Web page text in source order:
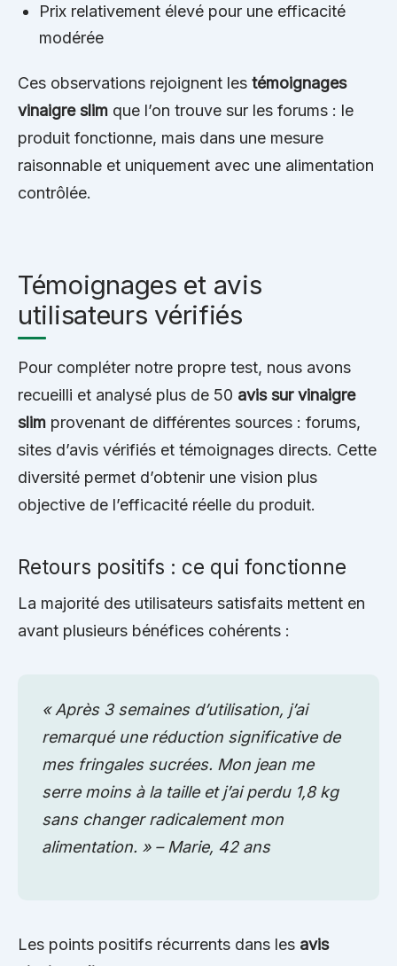
Prix relativement élevé pour une efficacité
modérée
Ces observations rejoignent les témoignages
vinaigre slim que l’on trouve sur les forums : le
produit fonctionne, mais dans une mesure
raisonnable et uniquement avec une alimentation
contrôlée.
Témoignages et avis
utilisateurs vérifiés
Pour compléter notre propre test, nous avons
recueilli et analysé plus de 50 avis sur vinaigre
slim provenant de différentes sources : forums,
sites d’avis vérifiés et témoignages directs. Cette
diversité permet d’obtenir une vision plus
objective de l’efficacité réelle du produit.
Retours positifs : ce qui fonctionne
La majorité des utilisateurs satisfaits mettent en
avant plusieurs bénéfices cohérents :
« Après 3 semaines d’utilisation, j’ai
remarqué une réduction significative de
mes fringales sucrées. Mon jean me
serre moins à la taille et j’ai perdu 1,8 kg
sans changer radicalement mon
alimentation. » – Marie, 42 ans
Les points positifs récurrents dans les avis